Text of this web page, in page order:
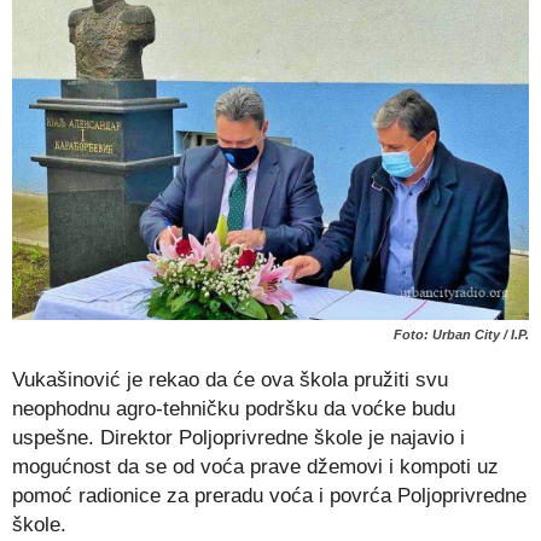
Foto: Urban City / I.P.
Vukašinović je rekao da će ova škola pružiti svu
neophodnu agro-tehničku podršku da voćke budu
uspešne. Direktor Poljoprivredne škole je najavio i
mogućnost da se od voća prave džemovi i kompoti uz
pomoć radionice za preradu voća i povrća Poljoprivredne
škole.